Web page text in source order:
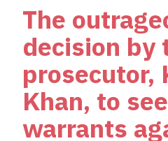
The
decision by
prosecutor,
Khan, to
warrants